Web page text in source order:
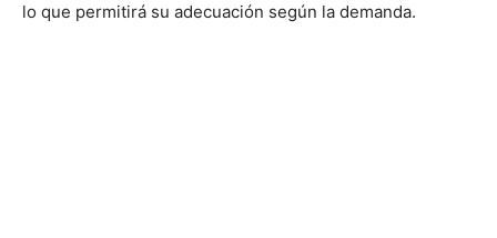
lo que permitirá su adecuación según la demanda.